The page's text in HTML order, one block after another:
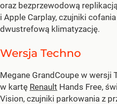
oraz bezprzewodową
i Apple Carplay, czujniki
dwustrefową klimatyzację.
Wersja Techno
Megane GrandCoupe w wersji
w kartę Renault Hands Free,
Vision, czujniki parkowania z